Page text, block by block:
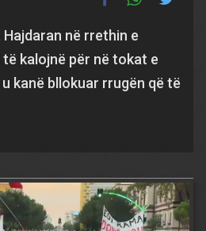
në rrethin e
të kalojnë për në tokat e
kanë bllokuar rrugën që të